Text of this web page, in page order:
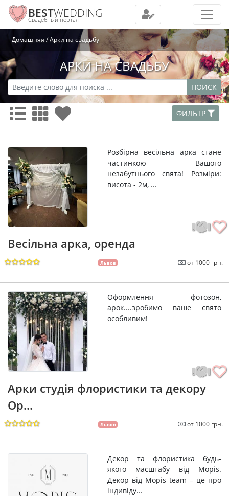
BESTWEDDING
Свадебный портал
Домашняя Арки на свадьбу
АРКИ НА СВАДЬБУ
ПОИСК
ФИЛЬТР
Розбірна весільна арка стане
частинкою Вашого
незабутнього свята! Розміри:
висота - 2м, ...
Весільна арка, оренда
Львов от 1000 грн.
Оформлення фотозон,
арок....зробимо ваше свято
особливим!
Арки студія флористики та декору
Ор...
Львов от 1000 грн.
Декор та флористика будь-
якого масштабу від Mopis.
Декор від Mopis team – це про
індивіду...